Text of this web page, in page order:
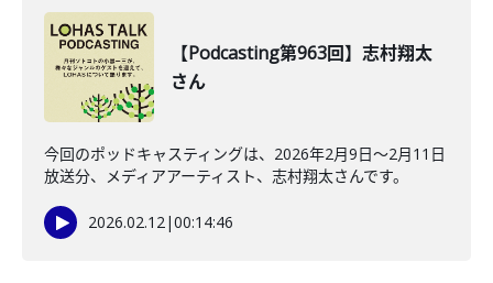
【Podcasting第963回】志村翔太
さん
今回のポッドキャスティングは、2026年2月9日〜2月11日
放送分、メディアアーティスト、志村翔太さんです。
2026.02.12|00:14:46